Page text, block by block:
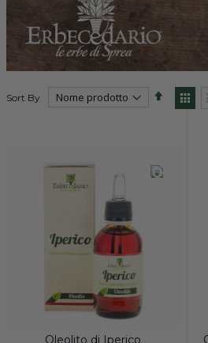
Sort By
-20%
Oleolito di Iperico